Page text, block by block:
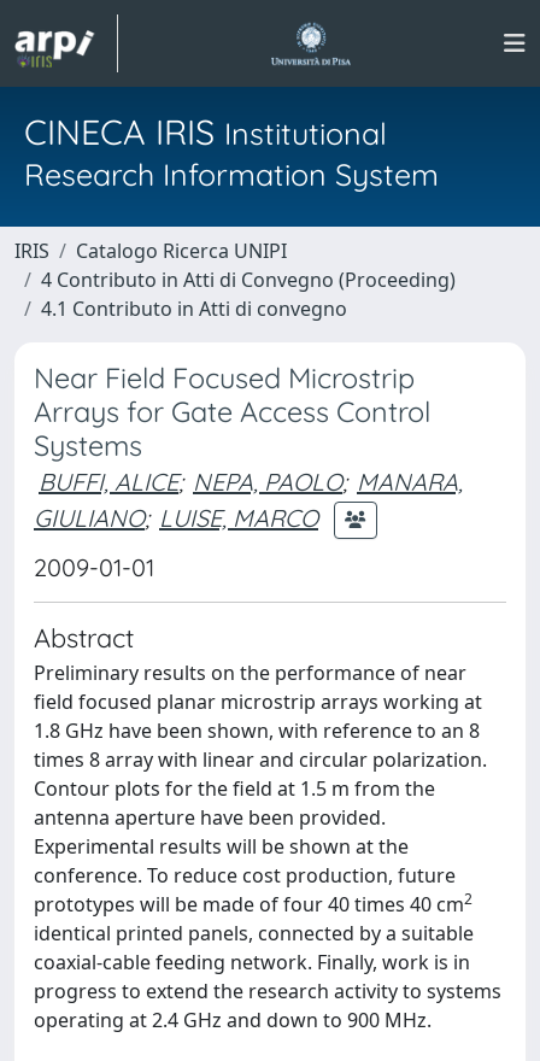
CINECA IRIS Institutional
Research Information System
IRIS
Catalogo Ricerca UNIPI
4 Contributo in Atti di Convegno (Proceeding)
4.1 Contributo in Atti di convegno
Near Field Focused Microstrip
Arrays for Gate Access Control
Systems
BUFFI, ALICE; NEPA, PAOLO; MANARA,
GIULIANO; LUISE, MARCO
2009-01-01
Abstract
Preliminary results on the performance of near
field focused planar microstrip arrays working at
1.8 GHz have been shown, with reference to an 8
times 8 array with linear and circular polarization.
Contour plots for the field at 1.5 m from the
antenna aperture have been provided.
Experimental results will be shown at the
conference. To reduce cost production, future
prototypes will be made of four 40 times 40 cm2
identical printed panels, connected by a suitable
coaxial-cable feeding network. Finally, work is in
progress to extend the research activity to systems
operating at 2.4 GHz and down to 900 MHz.